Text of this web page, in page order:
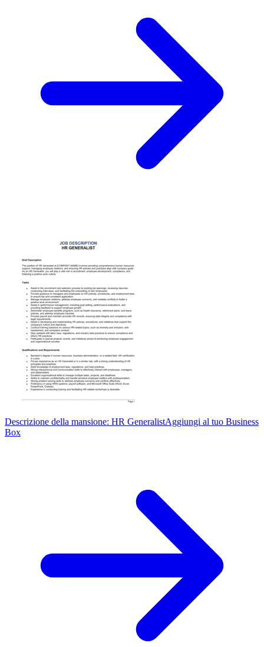
Descrizione della mansione: HR GeneralistAggiungi al tuo Business
Box